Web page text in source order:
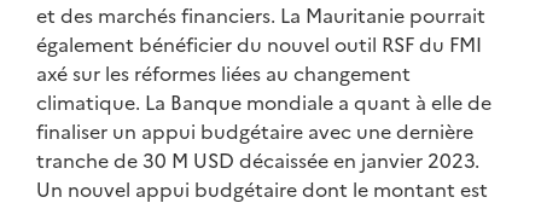
et des marchés financiers. La Mauritanie pourrait
également bénéficier du nouvel outil RSF du FMI
axé sur les réformes liées au changement
climatique. La Banque mondiale a quant à elle de
finaliser un appui budgétaire avec une dernière
tranche de 30 M USD décaissée en janvier 2023.
Un nouvel appui budgétaire dont le montant est